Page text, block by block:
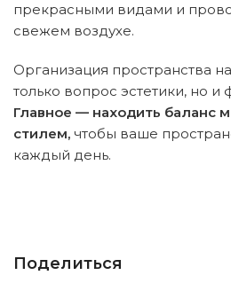
прекрасными видами и
свежем воздухе.
Организация пространства
только вопрос эстетики, но и
Главное — находить баланс
стилем, чтобы ваше
каждый день.
Поделиться